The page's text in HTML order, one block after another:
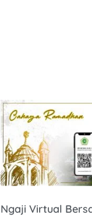
Ngaji Virtual